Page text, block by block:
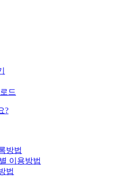
드
?
방법
이용방법
법